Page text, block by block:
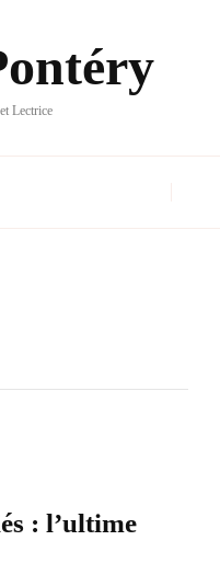
Lectrice
: l’ultime